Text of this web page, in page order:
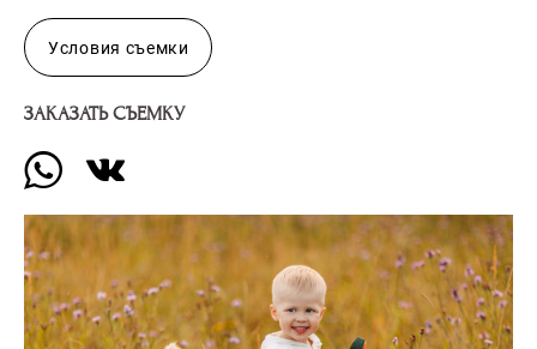
Условия съемки
ЗАКАЗАТЬ СЪЕМКУ